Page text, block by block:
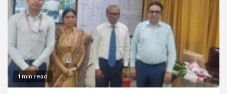
1 min read